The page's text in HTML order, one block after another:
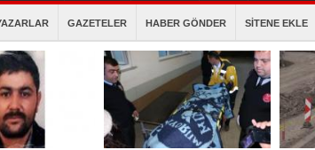
GAZETELER HABER GÖNDER SİTENE EKLE